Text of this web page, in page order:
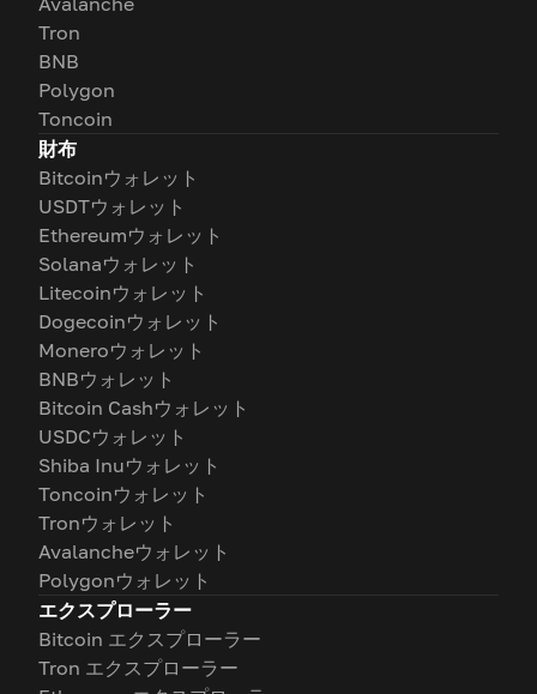
Tron
BNB
Polygon
Toncoin
財布
Bitcoinウォレット
USDTウォレット
Ethereumウォレット
Solanaウォレット
Litecoinウォレット
Dogecoinウォレット
Moneroウォレット
BNBウォレット
Bitcoin Cashウォレット
USDCウォレット
Shiba Inuウォレット
Toncoinウォレット
Tronウォレット
Avalancheウォレット
Polygonウォレット
エクスプローラー
Bitcoin エクスプローラー
Tron エクスプローラー